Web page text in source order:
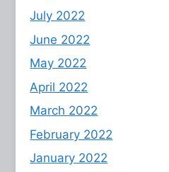
July 2022
June 2022
May 2022
April 2022
March 2022
February 2022
January 2022